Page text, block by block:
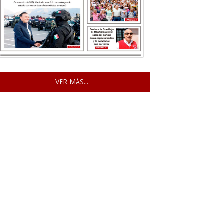
VER MÁS...